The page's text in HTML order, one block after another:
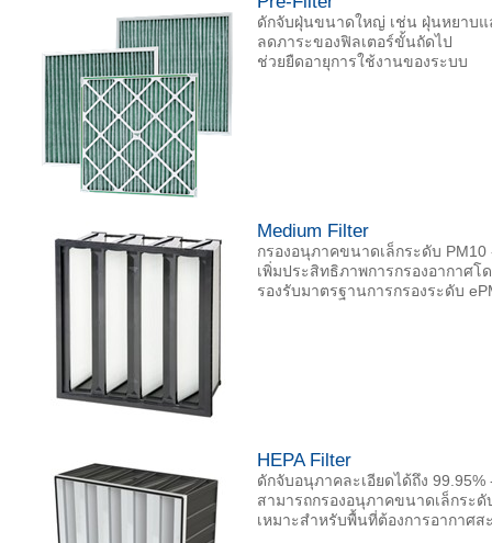
ดักจับฝุ่นขนาดใหญ่ เช่น ฝุ่นหยาบแ
ลดภาระของฟิลเตอร์ขั้นถัดไป
ช่วยยืดอายุการใช้งานของระบบ
Medium Filter
กรองอนุภาคขนาดเล็กระดับ PM10
เพิ่มประสิทธิภาพการกรองอากาศโ
รองรับมาตรฐานการกรองระดับ
HEPA Filter
ดักจับอนุภาคละเอียดได้ถึง 99.95%
สามารถกรองอนุภาคขนาดเล็กระ
เหมาะสำหรับพื้นที่ต้องการอากาศส